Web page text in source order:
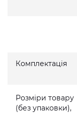
Комплектація
Розміри товару
(без упаковки),